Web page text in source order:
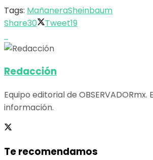
Tags: MañaneraSheinbaum
Share30 Tweet19
Redacción
Equipo editorial de OBSERVADORmx.
información.
Te recomendamos